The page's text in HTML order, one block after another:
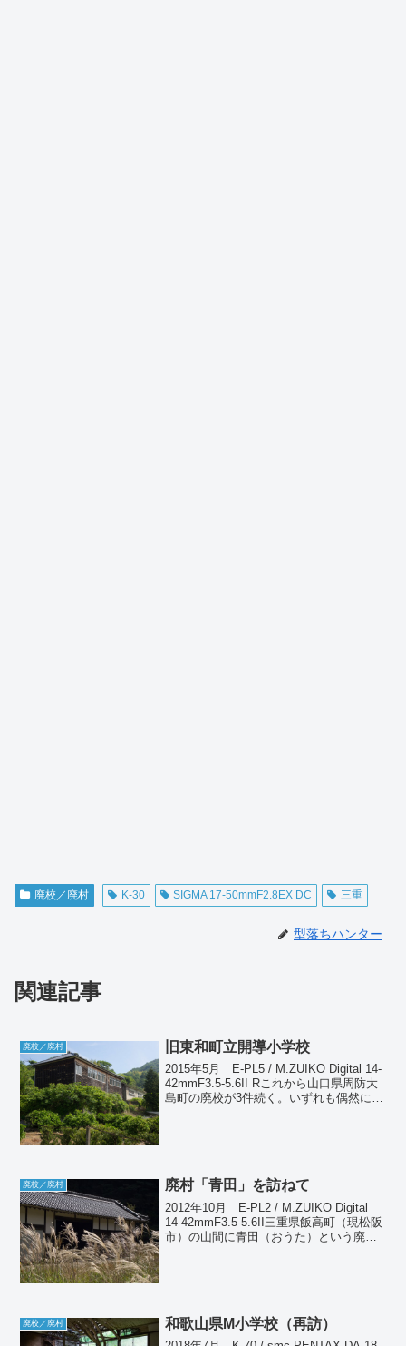
廃校／廃村 K-30 SIGMA 17-50mmF2.8EX DC 三重
型落ちハンター
関連記事
廃校／廃村 旧東和町立開導小学校
2015年5月 E-PL5 / M.ZUIKO Digital 14-
42mmF3.5-5.6II Rこれから山口県周防大
島町の廃校が3件続く。いずれも偶然に発
廃校／廃村 廃村「青田」を訪ねて
2012年10月 E-PL2 / M.ZUIKO Digital
14-42mmF3.5-5.6II三重県飯高町（現松阪
市）の山間に青田（おうた）という廃集
廃校／廃村 和歌山県M小学校（再訪）